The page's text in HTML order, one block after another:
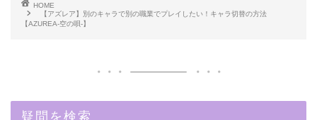
HOME
【アズレア】別のキャラで別の職業でプレイしたい！キャラ切替の方法
【AZUREA-空の唄-】
疑問を検索